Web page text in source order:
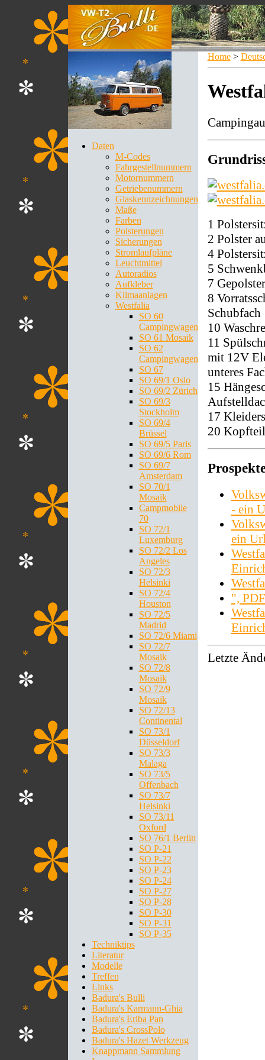
Daten
M-Codes
Fahrgestellnummern
Motornummern
Getriebenummern
Glaskennzeichnungen
Maße
Farben
Polsterungen
Sicherungen
Stromlaufpläne
Leuchtmittel
Autoradios
Aufkleber
Klimaanlagen
Westfalia
SO 60
Campingwagen
SO 61 Mosaik
SO 62
Campingwagen
SO 67
SO 69/1 Oslo
SO 69/2 Zürich
SO 69/3
Stockholm
SO 69/4
Brüssel
SO 69/5 Paris
SO 69/6 Rom
SO 69/7
Amsterdam
SO 70/1
Mosaik
Campmobile
70
SO 72/1
Luxemburg
SO 72/2 Los
Angeles
SO 72/3
Helsinki
SO 72/4
Houston
SO 72/5
Madrid
SO 72/6 Miami
SO 72/7
Mosaik
SO 72/8
Mosaik
SO 72/9
Mosaik
SO 72/13
Continental
SO 73/1
Düsseldorf
SO 73/3
Malaga
SO 73/5
Offenbach
SO 73/7
Helsinki
SO 73/11
Oxford
SO 76/1 Berlin
SO P-21
SO P-22
SO P-23
SO P-24
SO P-27
SO P-28
SO P-30
SO P-31
SO P-35
Techniktips
Literatur
Modelle
Treffen
Links
Badura's Bulli
Badura's Karmann-Ghia
Badura's Eriba Pan
Badura's CrossPolo
Badura's Hazet Werkzeug
Knappmann Sammlung
Home >
1
2 Polster
4
5
7
8
Schubfach
10
11
mit 12V
unteres
15
17
20
- ein
ein
",
Letzte